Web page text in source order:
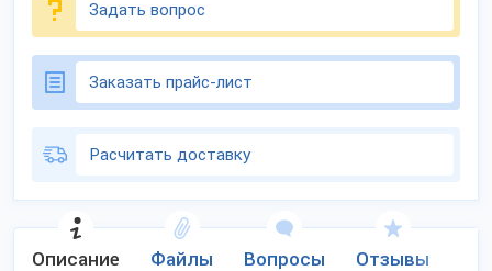
Задать вопрос
Заказать прайс-лист
Расчитать доставку
Описание Файлы Вопросы Отзывы